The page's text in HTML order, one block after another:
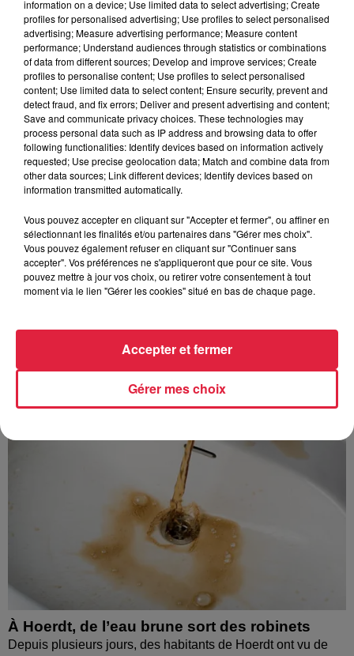
6 août 2026
Tags antisémites à Strasbourg :
Catherine Trautmann réagit
6 août 2026
Au zoo de Mulhouse : rencontre
À Hoerdt, de l’eau brune sort des robinets
Depuis plusieurs jours, des habitants de Hoerdt ont vu de
information on a device; Use limited data to select advertising; Create
profiles for personalised advertising; Use profiles to select personalised
advertising; Measure advertising performance; Measure content
performance; Understand audiences through statistics or combinations
of data from different sources; Develop and improve services; Create
profiles to personalise content; Use profiles to select personalised
content; Use limited data to select content; Ensure security, prevent and
detect fraud, and fix errors; Deliver and present advertising and content;
Save and communicate privacy choices. These technologies may
process personal data such as IP address and browsing data to offer
following functionalities: Identify devices based on information actively
requested; Use precise geolocation data; Match and combine data from
other data sources; Link different devices; Identify devices based on
information transmitted automatically.
Vous pouvez accepter en cliquant sur "Accepter et fermer", ou affiner en
sélectionnant les finalités et/ou partenaires dans "Gérer mes choix".
Vous pouvez également refuser en cliquant sur "Continuer sans
accepter". Vos préférences ne s'appliqueront que pour ce site. Vous
pouvez mettre à jour vos choix, ou retirer votre consentement à tout
moment via le lien "Gérer les cookies" situé en bas de chaque page.
Gérer mes choix
Accepter et fermer